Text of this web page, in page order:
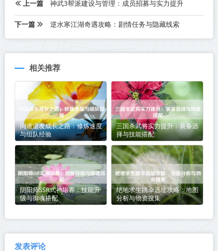
上一篇 神武3帮派建设与管理：成员招募与实力提升
下一篇 逆水寒江湖奇遇攻略：剧情任务与隐藏线索
相关推荐
问道道友成长之路：修炼速度
与组队经验
三国杀武将实力提升：装备选
择与技能搭配
阴阳师SSR式神培养：技能升
级与御魂搭配
绝地求生跳伞选址攻略：地图
分析与物资搜集
发表评论